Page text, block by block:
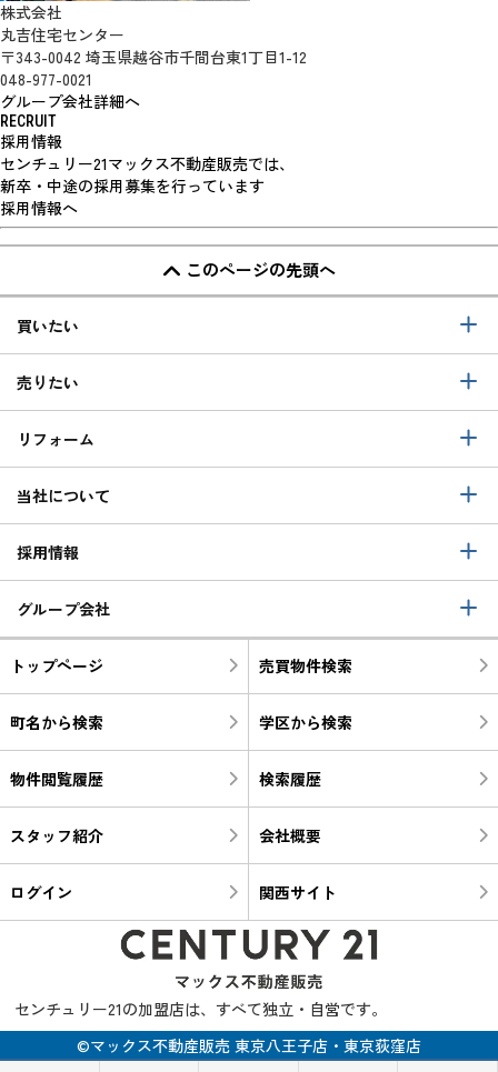
株式会社
丸吉住宅センター
〒343-0042 埼玉県越谷市千間台東1丁目1-12
048-977-0021
グループ会社詳細へ
RECRUIT
採用情報
センチュリー21マックス不動産販売では、
新卒・中途の採用募集を行っています
採用情報へ
このページの先頭へ
買いたい
売りたい
リフォーム
当社について
採用情報
グループ会社
トップページ 売買物件検索
町名から検索 学区から検索
物件閲覧履歴 検索履歴
スタッフ紹介 会社概要
ログイン 関西サイト
センチュリー21の加盟店は、すべて独立・自営です。
©マックス不動産販売 東京八王子店・東京荻窪店